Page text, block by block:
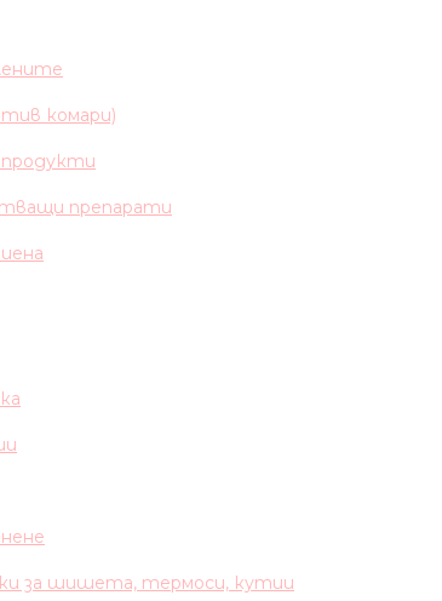
комари)
препарати
за шишета, термоси, кутии